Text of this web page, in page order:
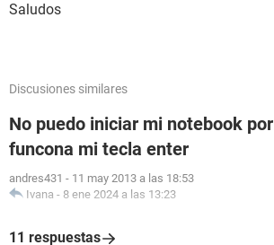
Saludos
Discusiones similares
No puedo iniciar mi notebook
funcona mi tecla enter
andres431 - 11 may 2013 a las 18:53
Ivana - 8 ene 2024 a las 13:23
11 respuestas